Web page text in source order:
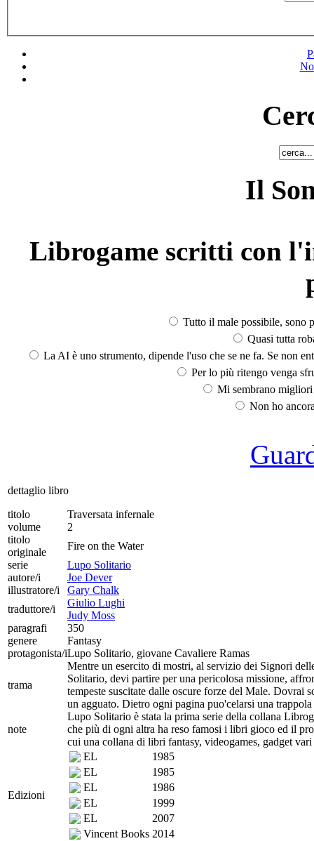
Il
Librogame scritti con
Tutto il male possibile, sono
Quasi tutta
La AI è uno strumento, dipende l'uso che se ne fa. Se non
Per lo più ritengo venga
Mi sembrano
Non ho
dettaglio libro
titolo
Traversata infernale
volume
2
titolo
originale
Fire on the Water
serie
Lupo Solitario
autore/i
Joe Dever
illustratore/i
Gary Chalk
traduttore/i
Giulio Lughi
Judy Moss
paragrafi
350
genere
Fantasy
protagonista/iLupo Solitario, giovane Cavaliere Ramas
trama
Mentre un esercito di mostri, al servizio dei Signori
Solitario, devi partire per una pericolosa missione,
tempeste suscitate dalle oscure forze del Male. Dovrai
un agguato. Dietro ogni pagina puo'celarsi una
note
Lupo Solitario è stata la prima serie della collana
che più di ogni altra ha reso famosi i libri gioco ed il
cui una collana di libri fantasy, videogames, gadget
Edizioni
EL
1985
EL
1985
EL
1986
EL
1999
EL
2007
Vincent Books 2014